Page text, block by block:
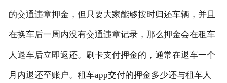
的交通违章押金，但只要大家能够按时归还车辆，并且
在换车后一周内没有交通违章记录，那么押金会在租车
人退车后立即返还。刷卡支付押金的，通常在退车一个
月内退还至账户。租车app交付的押金多少还与租车人